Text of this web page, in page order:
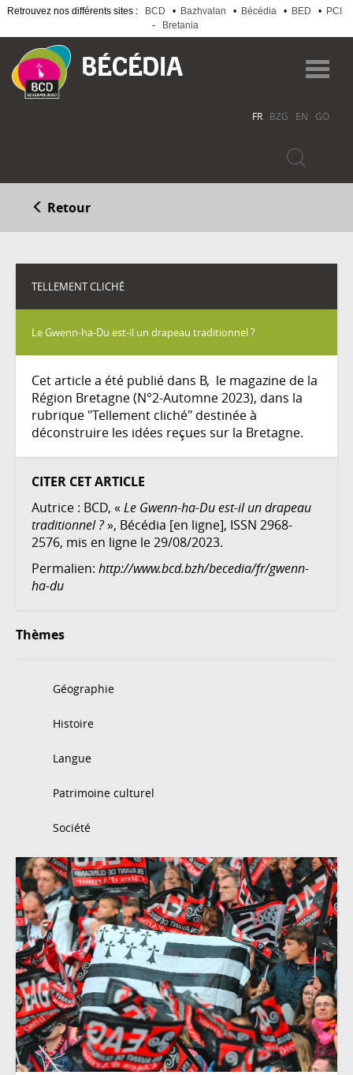
Retrouvez nos différents sites : BCD • Bazhvalan • Bécédia • BED •
PCI
-
Bretania
au
contenu
principal
FR BZG EN GO
Retour
TELLEMENT CLICHÉ
Le Gwenn-ha-Du est-il un drapeau traditionnel ?
Cet article a été publié dans B, le magazine de la
Région Bretagne (N°2-Automne 2023), dans la
rubrique "Tellement cliché" destinée à
déconstruire les idées reçues sur la Bretagne.
CITER CET ARTICLE
Autrice : BCD, « Le Gwenn-ha-Du est-il un drapeau
traditionnel ?», Bécédia [en ligne], ISSN 2968-
2576, mis en ligne le 29/08/2023.
Permalien: http://www.bcd.bzh/becedia/fr/gwenn-
ha-du
Thèmes
Géographie
Histoire
Langue
Patrimoine culturel
Société